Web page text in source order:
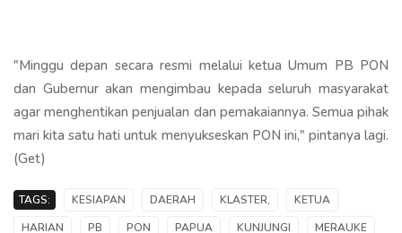
"Minggu depan secara resmi melalui ketua Umum PB PON
dan Gubernur akan mengimbau kepada seluruh masyarakat
agar menghentikan penjualan dan pemakaiannya. Semua pihak
mari kita satu hati untuk menyukseskan PON ini," pintanya lagi.
(Get)
TAGS: KESIAPAN DAERAH KLASTER,
KETUA
HARIAN
PB PON PAPUA KUNJUNGI MERAUKE